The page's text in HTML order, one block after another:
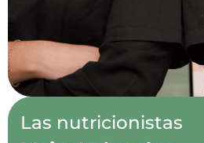
Las nutricionistas